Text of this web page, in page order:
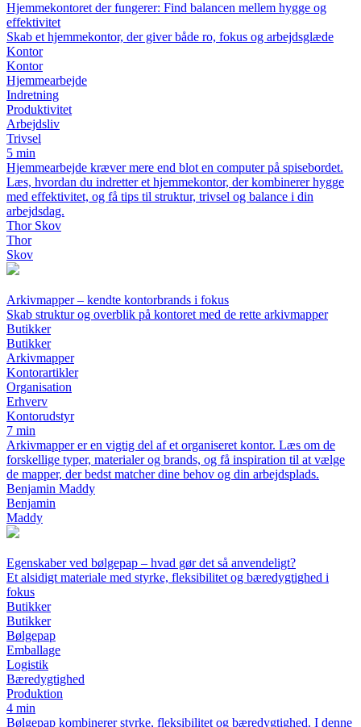
Hjemmekontoret der fungerer: Find balancen mellem hygge og
effektivitet
Skab et hjemmekontor, der giver både ro, fokus og arbejdsglæde
Kontor
Kontor
Hjemmearbejde
Indretning
Produktivitet
Arbejdsliv
Trivsel
5 min
Hjemmearbejde kræver mere end blot en computer på spisebordet.
Læs, hvordan du indretter et hjemmekontor, der kombinerer hygge
med effektivitet, og få tips til struktur, trivsel og balance i din
arbejdsdag.
Thor Skov
Thor
Skov
Arkivmapper – kendte kontorbrands i fokus
Skab struktur og overblik på kontoret med de rette arkivmapper
Butikker
Butikker
Arkivmapper
Kontorartikler
Organisation
Erhverv
Kontorudstyr
7 min
Arkivmapper er en vigtig del af et organiseret kontor. Læs om de
forskellige typer, materialer og brands, og få inspiration til at vælge
de mapper, der bedst matcher dine behov og din arbejdsplads.
Benjamin Maddy
Benjamin
Maddy
Egenskaber ved bølgepap – hvad gør det så anvendeligt?
Et alsidigt materiale med styrke, fleksibilitet og bæredygtighed i
fokus
Butikker
Butikker
Bølgepap
Emballage
Logistik
Bæredygtighed
Produktion
4 min
Bølgepap kombinerer styrke, fleksibilitet og bæredygtighed. I denne